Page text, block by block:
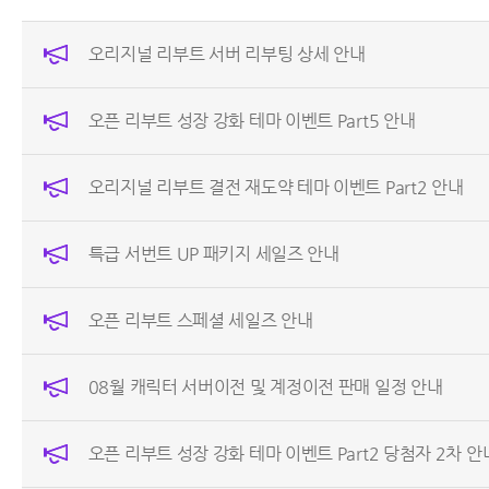
오리지널 리부트 서버 리부팅 상세 안내
오픈 리부트 성장 강화 테마 이벤트 Part5 안내
오리지널 리부트 결전 재도약 테마 이벤트 Part2 안내
특급 서번트 UP 패키지 세일즈 안내
오픈 리부트 스페셜 세일즈 안내
08월 캐릭터 서버이전 및 계정이전 판매 일정 안내
오픈 리부트 성장 강화 테마 이벤트 Part2 당첨자 2차 안